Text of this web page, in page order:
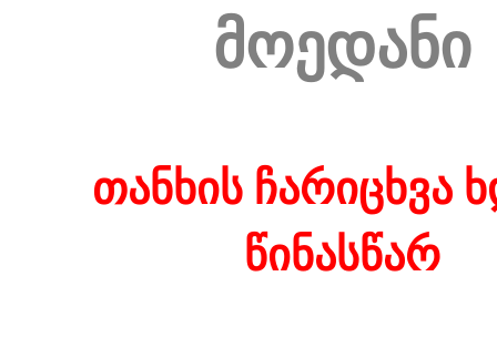
მოედანი
თანხის ჩარიცხვა
წინასწარ